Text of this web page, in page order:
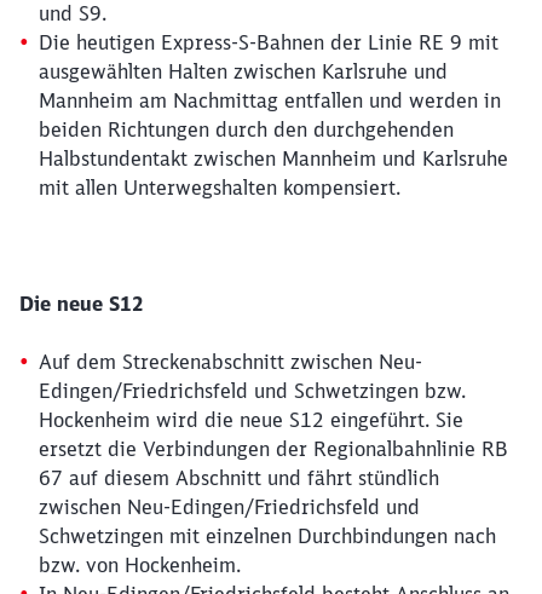
und S9.
Die heutigen Express-S-Bahnen der Linie RE 9 mit
ausgewählten Halten zwischen Karlsruhe und
Mannheim am Nachmittag entfallen und werden in
beiden Richtungen durch den durchgehenden
Halbstundentakt zwischen Mannheim und Karlsruhe
mit allen Unterwegshalten kompensiert.
Die neue S12
Auf dem Streckenabschnitt zwischen Neu-
Edingen/Friedrichsfeld und Schwetzingen bzw.
Hockenheim wird die neue S12 eingeführt. Sie
ersetzt die Verbindungen der Regionalbahnlinie RB
67 auf diesem Abschnitt und fährt stündlich
zwischen Neu-Edingen/Friedrichsfeld und
Schwetzingen mit einzelnen Durchbindungen nach
bzw. von Hockenheim.